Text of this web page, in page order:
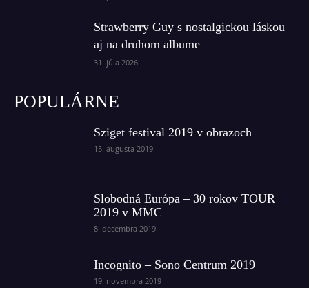
Strawberry Guy s nostalgickou láskou
aj na druhom albume
31. júla 2026
POPULÁRNE
Sziget festival 2019 v obrazoch
15. augusta 2019
Slobodná Európa – 30 rokov TOUR
2019 v MMC
8. decembra 2019
Incognito – Sono Centrum 2019
19. novembra 2019